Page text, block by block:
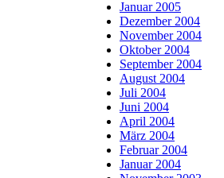
Januar 2005
Dezember 2004
November 2004
Oktober 2004
September 2004
August 2004
Juli 2004
Juni 2004
April 2004
März 2004
Februar 2004
Januar 2004